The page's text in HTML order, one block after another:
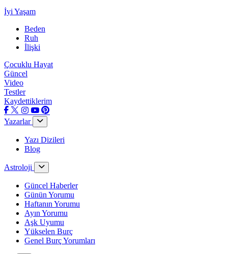
İyi Yaşam
Beden
Ruh
İlişki
Çocuklu Hayat
Güncel
Video
Testler
Kaydettiklerim
Yazarlar
Yazı Dizileri
Blog
Astroloji
Güncel Haberler
Günün Yorumu
Haftanın Yorumu
Ayın Yorumu
Aşk Uyumu
Yükselen Burç
Genel Burç Yorumları